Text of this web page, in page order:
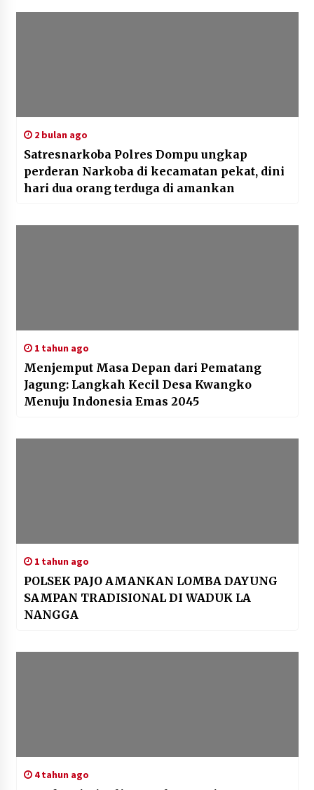
2 bulan ago
Satresnarkoba Polres Dompu ungkap
perderan Narkoba di kecamatan pekat, dini
hari dua orang terduga di amankan
1 tahun ago
Menjemput Masa Depan dari Pematang
Jagung: Langkah Kecil Desa Kwangko
Menuju Indonesia Emas 2045
1 tahun ago
POLSEK PAJO AMANKAN LOMBA DAYUNG
SAMPAN TRADISIONAL DI WADUK LA
NANGGA
4 tahun ago